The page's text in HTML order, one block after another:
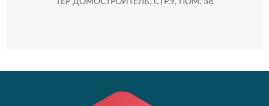
ТЕР ДОМОСТРОИТЕЛЬ, СТР.9, ПОМ. 38